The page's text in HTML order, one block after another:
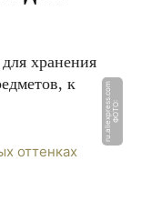
хранения
к
Ф
О
Т
О:
r
u.
ali
e
x
p
r
e
s
s.
c
o
m